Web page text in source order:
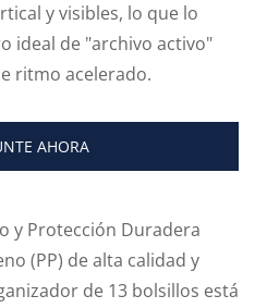
y visibles, lo que lo
ideal de "archivo activo"
ritmo acelerado.
AHORA
y Protección Duradera
(PP) de alta calidad y
de 13 bolsillos está